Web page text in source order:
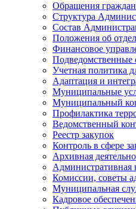
Обращения граждан
Структура
Состав
Положения об
Финансовое
Подведомственные
Учетная политика
Адаптация и
Муниципальные
Муниципальный
Профилактика
Ведомственный
Реестр закупок
Контроль в сфере
Архивная
Административная
Комиссии, советы
Муниципальная
Кадровое